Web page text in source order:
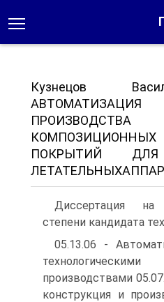
Кузнецов
ПРОИЗВОДСТВА
ПОКРЫТИЙ ДЛЯ
Диссертация на
степени кандидата
05.13.06 -
производствами
конструкция и